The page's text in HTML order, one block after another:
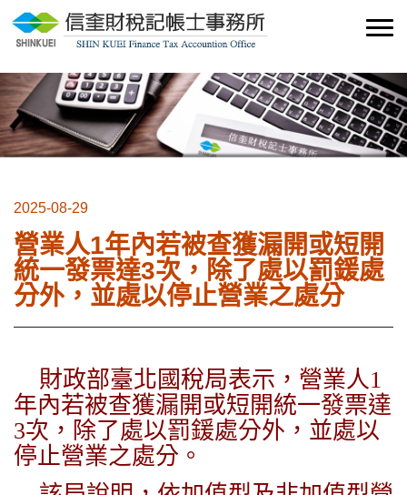
2025-08-29
營業人1年內若被查獲漏開或短開
統一發票達3次，除了處以罰鍰處
分外，並處以停止營業之處分
財政部臺北國稅局表示，營業人1
年內若被查獲漏開或短開統一發票達
3次，除了處以罰鍰處分外，並處以
停止營業之處分。